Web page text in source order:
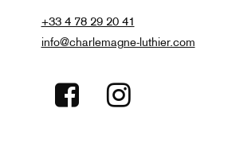
+33 4 78 29 20 41
info@charlemagne-luthier.com